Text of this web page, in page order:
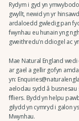
Rydym i gyd yn
gwyllt, newid yn yr
ardaloedd gwledig pan
fwynhau eu hunain yng
gweithredu'n ddiogel ac
Mae Natural England
ar gael a gellir gofyn
yn:
aelodau sydd â
ffliers. Bydd yn helpu
gilydd yn cymryd i galon
Mwynhau.